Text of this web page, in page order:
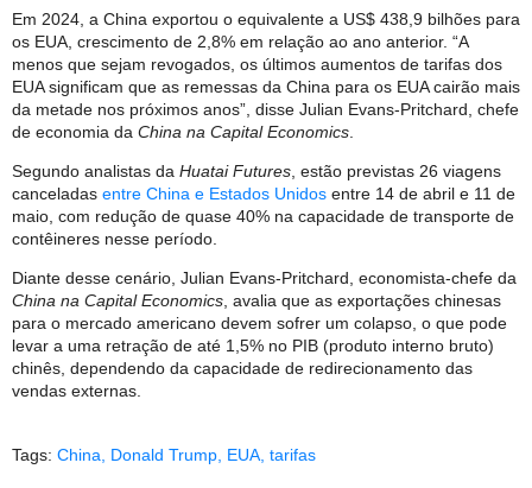
Em 2024, a China exportou o equivalente a US$ 438,9 bilhões para
os EUA, crescimento de 2,8% em relação ao ano anterior. “A
menos que sejam revogados, os últimos aumentos de tarifas dos
EUA significam que as remessas da China para os EUA cairão mais
da metade nos próximos anos”, disse Julian Evans-Pritchard, chefe
de economia da China na Capital Economics
Segundo analistas da Huatai Futures , estão previstas 26 viagens
canceladas entre China e Estados Unidos entre 14 de abril e 11 de
maio, com redução de quase 40% na capacidade de transporte de
contêineres nesse período.
Diante desse cenário, Julian Evans-Pritchard, economista-chefe da
China na Capital Economics, avalia que as exportações chinesas
para o mercado americano devem sofrer um colapso, o que pode
levar a uma retração de até 1,5% no PIB (produto interno bruto)
chinês, dependendo da capacidade de redirecionamento das
vendas externas.
Tags: China Donald Trump EUA tarifas